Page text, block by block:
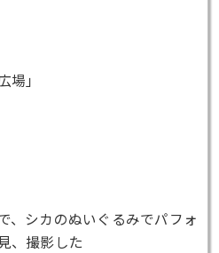
」
、シカのぬいぐるみでパフォ
、撮影した